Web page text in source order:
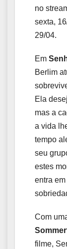
no
sexta,
29/04.
Em
Berlim
Ela
mas a
a vida
tempo
seu
estes
entra
Com
filme,